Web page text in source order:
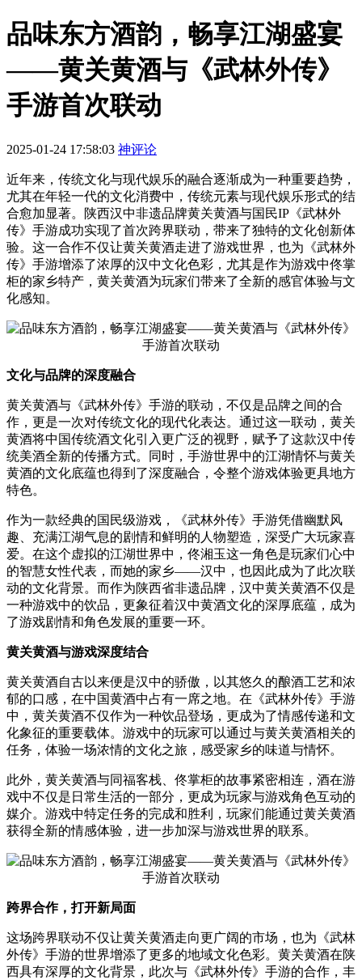
品味东方酒韵，畅享江湖盛宴
——黄关黄酒与《武林外传》
手游首次联动
2025-01-24 17:58:03 神评论
近年来，传统文化与现代娱乐的融合逐渐成为一种重要趋势，
尤其在年轻一代的文化消费中，传统元素与现代娱乐形式的结
合愈加显著。陕西汉中非遗品牌黄关黄酒与国民IP《武林外
传》手游成功实现了首次跨界联动，带来了独特的文化创新体
验。这一合作不仅让黄关黄酒走进了游戏世界，也为《武林外
传》手游增添了浓厚的汉中文化色彩，尤其是作为游戏中佟掌
柜的家乡特产，黄关黄酒为玩家们带来了全新的感官体验与文
化感知。
文化与品牌的深度融合
黄关黄酒与《武林外传》手游的联动，不仅是品牌之间的合
作，更是一次对传统文化的现代化表达。通过这一联动，黄关
黄酒将中国传统酒文化引入更广泛的视野，赋予了这款汉中传
统美酒全新的传播方式。同时，手游世界中的江湖情怀与黄关
黄酒的文化底蕴也得到了深度融合，令整个游戏体验更具地方
特色。
作为一款经典的国民级游戏，《武林外传》手游凭借幽默风
趣、充满江湖气息的剧情和鲜明的人物塑造，深受广大玩家喜
爱。在这个虚拟的江湖世界中，佟湘玉这一角色是玩家们心中
的智慧女性代表，而她的家乡——汉中，也因此成为了此次联
动的文化背景。而作为陕西省非遗品牌，汉中黄关黄酒不仅是
一种游戏中的饮品，更象征着汉中黄酒文化的深厚底蕴，成为
了游戏剧情和角色发展的重要一环。
黄关黄酒与游戏深度结合
黄关黄酒自古以来便是汉中的骄傲，以其悠久的酿酒工艺和浓
郁的口感，在中国黄酒中占有一席之地。在《武林外传》手游
中，黄关黄酒不仅作为一种饮品登场，更成为了情感传递和文
化象征的重要载体。游戏中的玩家可以通过与黄关黄酒相关的
任务，体验一场浓情的文化之旅，感受家乡的味道与情怀。
此外，黄关黄酒与同福客栈、佟掌柜的故事紧密相连，酒在游
戏中不仅是日常生活的一部分，更成为玩家与游戏角色互动的
媒介。游戏中特定任务的完成和胜利，玩家们能通过黄关黄酒
获得全新的情感体验，进一步加深与游戏世界的联系。
跨界合作，打开新局面
这场跨界联动不仅让黄关黄酒走向更广阔的市场，也为《武林
外传》手游的世界增添了更多的地域文化色彩。黄关黄酒在陕
西具有深厚的文化背景，此次与《武林外传》手游的合作，丰